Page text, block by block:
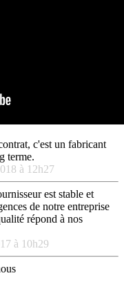
c'est un fabricant
terme.
à 12h27
est stable et
de notre entreprise
répond à nos
à 10h29